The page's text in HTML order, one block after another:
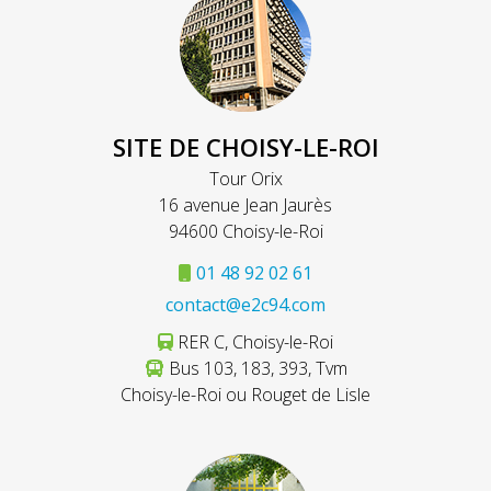
SITE DE CHOISY-LE-ROI
Tour Orix
16 avenue Jean Jaurès
94600 Choisy-le-Roi
01 48 92 02 61
contact@e2c94.com
RER C, Choisy-le-Roi
Bus 103, 183, 393, Tvm
Choisy-le-Roi ou Rouget de Lisle